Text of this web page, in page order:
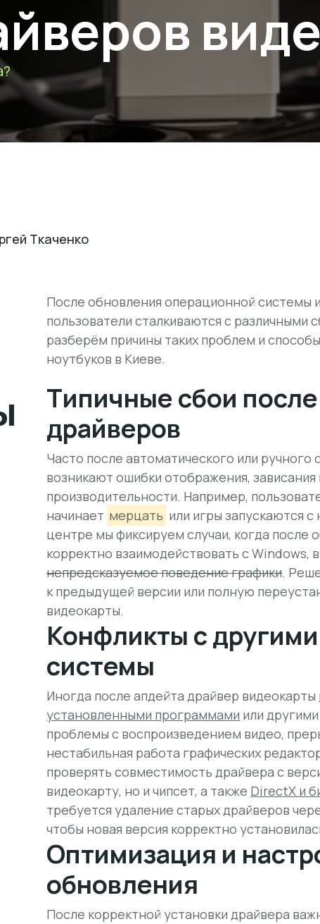
Ткаченко
После обновления операционной системы
пользователи сталкиваются с различными
разберём причины таких проблем и
ноутбуков в Киеве.
Типичные сбои
драйверов
Часто после автоматического или
возникают ошибки отображения,
производительности. Например,
начинает мерцать или игры запускаются
центре мы фиксируем случаи, когда после
корректно взаимодействовать с Windows,
непредсказуемое поведение графики.
к предыдущей версии или полную
видеокарты.
Конфликты с
системы
Иногда после апдейта драйвер видеокарты
установленными программами или
проблемы с воспроизведением видео,
нестабильная работа графических
проверять совместимость драйвера с
видеокарту, но и чипсет, а также DirectX и
требуется удаление старых драйверов
чтобы новая версия корректно
Оптимизация и
обновления
После корректной установки драйвера